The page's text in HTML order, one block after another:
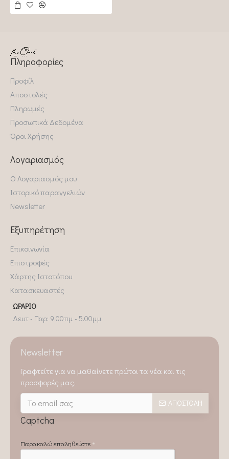
Πληροφορίες
Προφίλ
Αποστολές
Πληρωμές
Προσωπικά Δεδομένα
Όροι Χρήσης
Λογαριασμός
Ο Λογαριασμός μου
Ιστορικό παραγγελιών
Newsletter
Εξυπηρέτηση
Επικοινωνία
Επιστροφές
Χάρτης Ιστοτόπου
Κατασκευαστές
ΩΡΆΡΙΟ
Δευτ - Παρ: 9.00πμ - 5.00μμ
Newsletter
Γραφτείτε για να μαθαίνετε πρώτοι τα νέα και τις
προσφορές μας.
ΑΠΟΣΤΟΛΉ
Captcha
Παρακαλώ επαληθεύστε